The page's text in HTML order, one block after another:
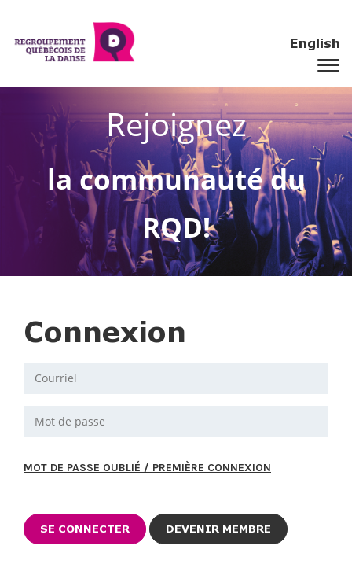
English
Rejoignez
la communauté du
RQD!
Connexion
MOT DE PASSE OUBLIÉ / PREMIÈRE CONNEXION
DEVENIR MEMBRE